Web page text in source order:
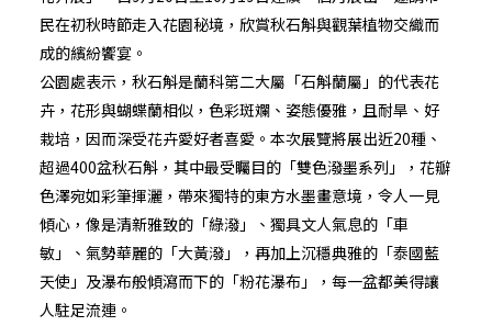
民在初秋時節走入花園秘境，欣賞秋石斛與觀葉植物交織而
成的繽紛饗宴。
公園處表示，秋石斛是蘭科第二大屬「石斛蘭屬」的代表花
卉，花形與蝴蝶蘭相似，色彩斑斕、姿態優雅，且耐旱、好
栽培，因而深受花卉愛好者喜愛。本次展覽將展出近20種、
超過400盆秋石斛，其中最受矚目的「雙色潑墨系列」，花瓣
色澤宛如彩筆揮灑，帶來獨特的東方水墨畫意境，令人一見
傾心，像是清新雅致的「綠潑」、獨具文人氣息的「車
敏」、氣勢華麗的「大黃潑」，再加上沉穩典雅的「泰國藍
天使」及瀑布般傾瀉而下的「粉花瀑布」，每一盆都美得讓
人駐足流連。